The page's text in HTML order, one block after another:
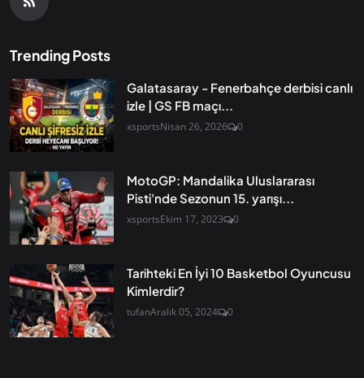
Trending Posts
Galatasaray - Fenerbahçe derbisi canlı
izle | GS FB maçı...
xsportsNisan 26, 2026 0
MotoGP: Mandalika Uluslararası
Pisti'nde Sezonun 15. yarışı...
xsportsEkim 17, 2023 0
Tarihteki En İyi 10 Basketbol Oyuncusu
Kimlerdir?
tufanAralık 05, 2024 0